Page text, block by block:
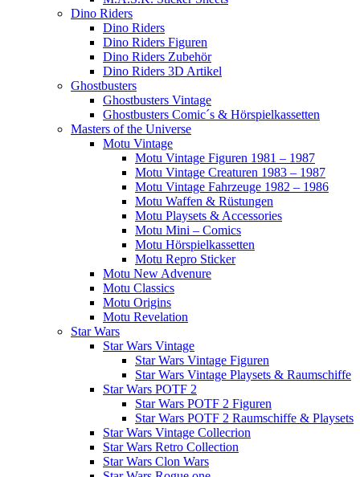
Dino Riders
Dino Riders
Dino Riders Figuren
Dino Riders Zubehör
Dino Riders 3D Artikel
Ghostbusters
Ghostbusters Vintage
Ghostbusters Comic´s & Hörspielkassetten
Masters of the Universe
Motu Vintage
Motu Vintage Figuren 1981 – 1987
Motu Vintage Creaturen 1983 – 1987
Motu Vintage Fahrzeuge 1982 – 1986
Motu Waffen & Rüstungen
Motu Playsets & Accessories
Motu Mini – Comics
Motu Hörspielkassetten
Motu Repro Sticker
Motu New Advenure
Motu Classics
Motu Origins
Motu Revelation
Star Wars
Star Wars Vintage
Star Wars Vintage Figuren
Star Wars Vintage Playsets & Raumschiffe
Star Wars POTF 2
Star Wars POTF 2 Figuren
Star Wars POTF 2 Raumschiffe & Playsets
Star Wars Vintage Collecrion
Star Wars Retro Collection
Star Wars Clon Wars